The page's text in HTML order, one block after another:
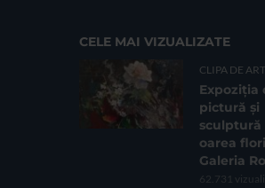
CELE MAI VIZUALIZATE
CLIPA DE
Expoziția
pictură și
sculptură
oarea
Galeria
62.731